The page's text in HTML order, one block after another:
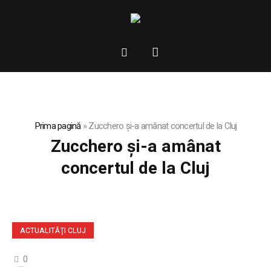
Prima pagină»Zucchero și-a amânat concertul de la Cluj
Zucchero și-a amânat
concertul de la Cluj
ACTUALITĂŢI CLUJ
0